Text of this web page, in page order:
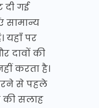
दी गई
सामान्य
यहाँ पर
दावों की
करता है।
से पहले
की सलाह